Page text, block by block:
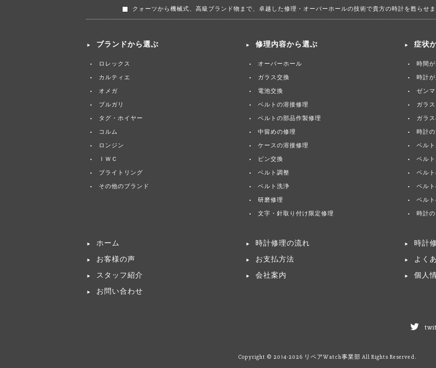
クォーツから機械式、高級ブランド物まで、卓越した修理・オーバーホールの技術で貴方の時計を甦らせ
ブランドから選ぶ
ロレックス
カルティエ
オメガ
ブルガリ
タグ・ホイヤー
コルム
ロンジン
ＩＷＣ
ブライトリング
その他のブランド
修理内容から選ぶ
オーバーホール
ガラス交換
電池交換
ベルトの溶接修理
ベルトの部品作製修理
中留めの修理
ケースの溶接修理
ピン交換
ベルト調整
ベルト洗浄
研磨修理
文字・針取り付け限定修理
症状
時間
時計
ゼン
ガラ
ガラ
時計
ベル
ベル
ベル
ベル
ベル
時計
ホーム 時計修理の流れ
時計
お客様の声
お支払方法
よく
スタッフ紹介
会社案内
個人
お問い合わせ
Copyright © 2014-2026 リペアWatch事業部 All Rights Reserved.